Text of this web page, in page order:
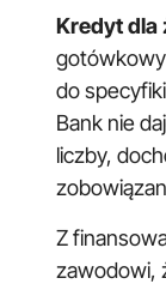
Kredyt dla
do
Bank nie
liczby,
Z
zawodowi,